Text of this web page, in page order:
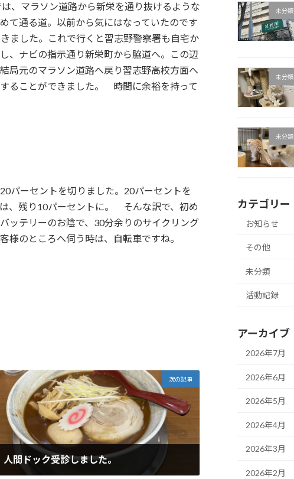
マラソン道路から新栄を通り抜けるような
て通る道。以前から気にはなっていたのです
ました。これで行くと習志野警察署も自宅か
、ナビの指示通り新栄町から脇道へ。この辺
局元のマラソン道路へ戻り習志野高校方面へ
ることができました。 時間に余裕を持って
パーセントを切りました。20パーセントを
、残り10パーセントに。 そんな訳で、初め
ッテリーのお陰で、30分余りのサイクリング
のところへ伺う時は、自転車ですね。
次の記事
人間ドック受診しました。
未分類
未分類
未分類
カテゴリー
お知らせ
その他
未分類
活動記録
アーカイブ
2026年7月
2026年6月
2026年5月
2026年4月
2026年3月
2026年2月